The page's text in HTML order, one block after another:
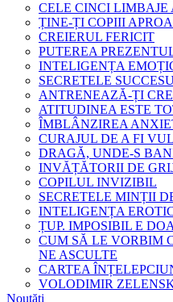
CELE CINCI
ȚINE-ȚI COPIII
CREIERUL FERICIT
PUTEREA
INTELIGENȚA
SECRETELE
ANTRENEAZĂ-ȚI
ATITUDINEA ESTE
ÎMBLÂNZIREA
CURAJUL DE A FI
DRAGĂ, UNDE-S
INVĂȚĂTORII DE
COPILUL INVIZIBIL
SECRETELE MINȚII
INTELIGENȚA
ȚUP. IMPOSIBIL E
CUM SĂ LE VORBIM
NE ASCULTE
CARTEA
VOLODIMIR
Noutăți